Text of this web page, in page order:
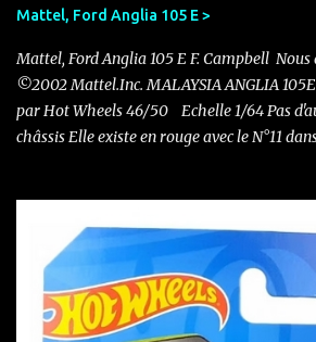
Mattel, Ford Anglia 105 E >
Mattel, Ford Anglia 105 E F. Campbell Nous
©2002 Mattel.Inc. MALAYSIA ANGLIA
par Hot Wheels 46/50 Echelle 1/64 Pas
châssis Elle existe en rouge avec le N°11